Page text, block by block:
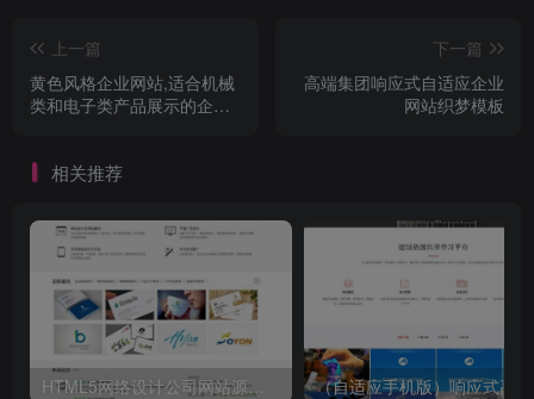
上一篇
黄色风格企业网站,适合机械
类和电子类产品展示的企业
下一篇
高端集团响应式自适应企业
网站织梦模板
相关推荐
HTML5网络设计公司网站源码 织梦dedecms整站模板